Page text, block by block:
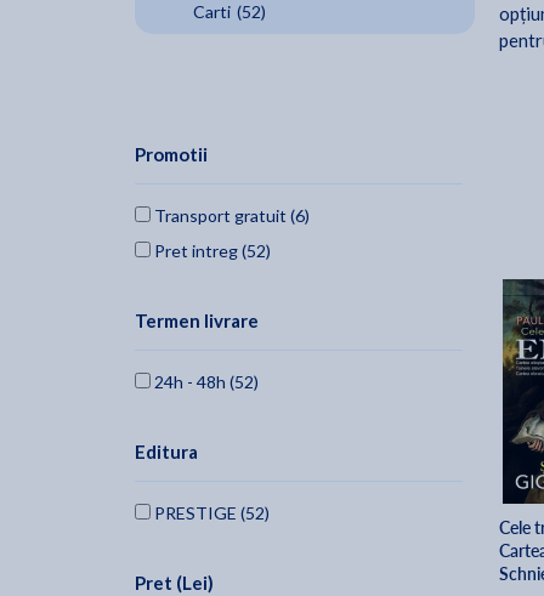
Carti (52)
Promotii
Transport gratuit (6)
Pret intreg (52)
Termen livrare
24h - 48h (52)
Editura
PRESTIGE (52)
Pret (Lei)
Cele